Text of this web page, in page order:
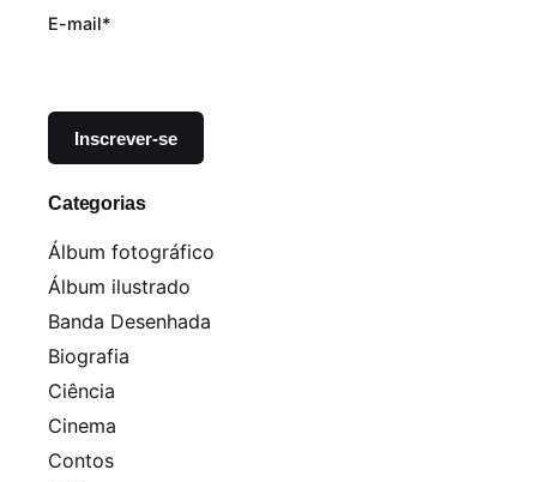
E-mail*
Categorias
Álbum fotográfico
Álbum ilustrado
Banda Desenhada
Biografia
Ciência
Cinema
Contos